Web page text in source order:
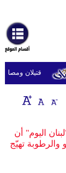
أخبارعاجلة
رياضة
ثقافة
إقتصاد
وموسيقى
قتيلان ومصابون جراء 14 غارة إسرائيلية على شرق
اليوم" أن
والرطوبة تهيّج